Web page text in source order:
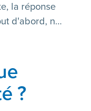
la réponse
d'abord, n…
?